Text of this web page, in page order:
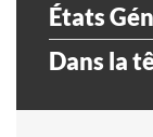
États
Dans la